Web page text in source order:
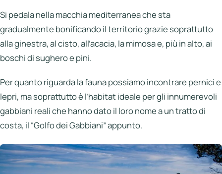
Si pedala nella macchia mediterranea che sta
gradualmente bonificando il territorio grazie soprattutto
alla ginestra, al cisto, all’acacia, la mimosa e, più in alto, ai
boschi di sughero e pini.
Per quanto riguarda la fauna possiamo incontrare pernici e
lepri, ma soprattutto è l’habitat ideale per gli innumerevoli
gabbiani reali che hanno dato il loro nome a un tratto di
costa, il “Golfo dei Gabbiani” appunto.